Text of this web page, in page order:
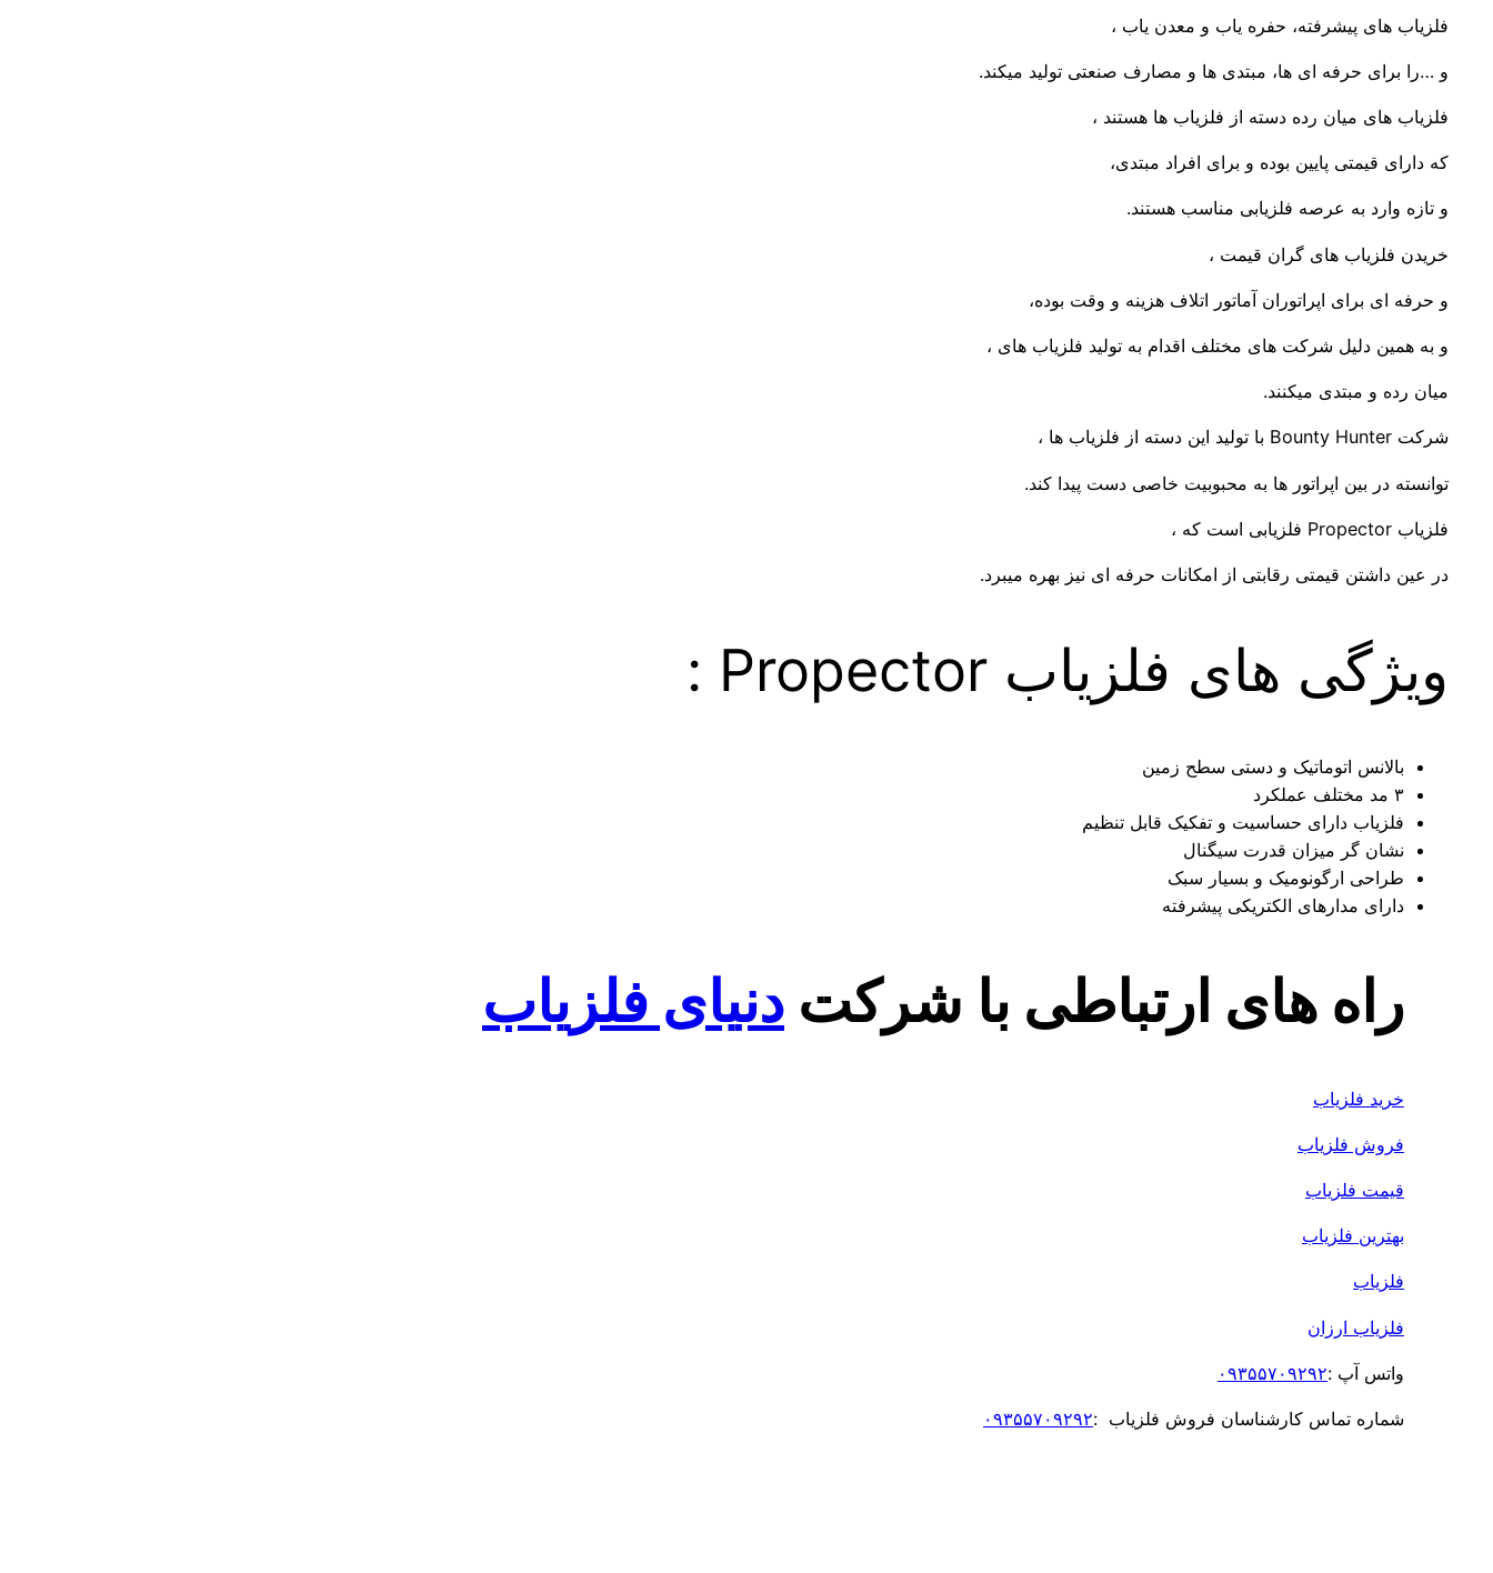
فلزیاب های پیشرفته، حفره یاب و معدن یاب ،
و …را برای حرفه ای ها، مبتدی ها و مصارف صنعتی تولید میکند.
فلزیاب های میان رده دسته از فلزیاب ها هستند ،
که دارای قیمتی پایین بوده و برای افراد مبتدی،
و تازه وارد به عرصه فلزیابی مناسب هستند.
خریدن فلزیاب های گران قیمت ،
و حرفه ای برای اپراتوران آماتور اتلاف هزینه و وقت بوده،
و به همین دلیل شرکت های مختلف اقدام به تولید فلزیاب های ،
میان رده و مبتدی میکنند.
شرکت Bounty Hunter با تولید این دسته از فلزیاب ها ،
توانسته در بین اپراتور ها به محبوبیت خاصی دست پیدا کند.
فلزیاب Propector فلزیابی است که ،
در عین داشتن قیمتی رقابتی از امکانات حرفه ای نیز بهره میبرد.
ویژگی های فلزیاب Propector :
بالانس اتوماتیک و دستی سطح زمین
۳ مد مختلف عملکرد
فلزیاب دارای حساسیت و تفکیک قابل تنظیم
نشان گر میزان قدرت سیگنال
طراحی ارگونومیک و بسیار سبک
دارای مدارهای الکتریکی پیشرفته
راه های ارتباطی با شرکت دنیای فلزیاب
خرید فلزیاب
فروش فلزیاب
قیمت فلزیاب
بهترین فلزیاب
فلزیاب
فلزیاب ارزان
واتس آپ :۰۹۳۵۵۷۰۹۲۹۲
شماره تماس کارشناسان فروش فلزیاب :۰۹۳۵۵۷۰۹۲۹۲